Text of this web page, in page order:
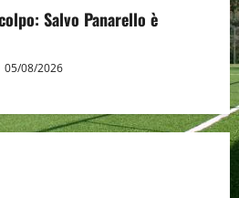
Salvo Panarello è
05/08/2026